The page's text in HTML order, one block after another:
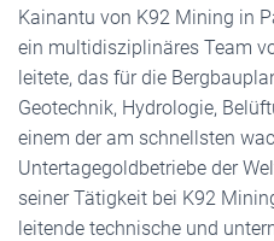
Kainantu von K92 Mining in
ein multidisziplinäres Team
leitete, das für die
Geotechnik, Hydrologie,
einem der am schnellsten
Untertagegoldbetriebe der
seiner Tätigkeit bei K92
leitende technische und